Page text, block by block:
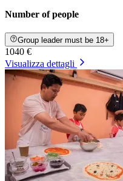
Number of people
Group leader must be 18+
1040 €
Visualizza dettagli